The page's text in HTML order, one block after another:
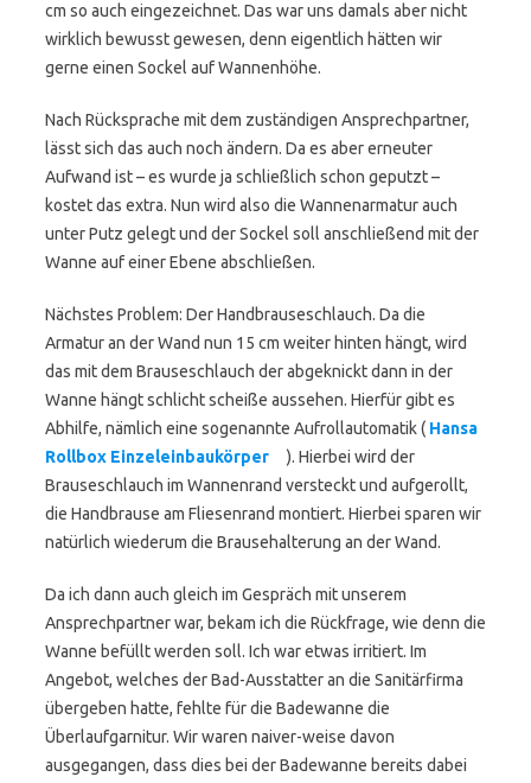
cm so auch eingezeichnet. Das war uns damals aber nicht
wirklich bewusst gewesen, denn eigentlich hätten wir
gerne einen Sockel auf Wannenhöhe.
Nach Rücksprache mit dem zuständigen Ansprechpartner,
lässt sich das auch noch ändern. Da es aber erneuter
Aufwand ist – es wurde ja schließlich schon geputzt –
kostet das extra. Nun wird also die Wannenarmatur auch
unter Putz gelegt und der Sockel soll anschließend mit der
Wanne auf einer Ebene abschließen.
Nächstes Problem: Der Handbrauseschlauch. Da die
Armatur an der Wand nun 15 cm weiter hinten hängt, wird
das mit dem Brauseschlauch der abgeknickt dann in der
Wanne hängt schlicht scheiße aussehen. Hierfür gibt es
Abhilfe, nämlich eine sogenannte Aufrollautomatik ( Hansa
Rollbox Einzeleinbaukörper
). Hierbei wird der
Brauseschlauch im Wannenrand versteckt und aufgerollt,
die Handbrause am Fliesenrand montiert. Hierbei sparen wir
natürlich wiederum die Brausehalterung an der Wand.
Da ich dann auch gleich im Gespräch mit unserem
Ansprechpartner war, bekam ich die Rückfrage, wie denn die
Wanne befüllt werden soll. Ich war etwas irritiert. Im
Angebot, welches der Bad-Ausstatter an die Sanitärfirma
übergeben hatte, fehlte für die Badewanne die
Überlaufgarnitur. Wir waren naiver-weise davon
ausgegangen, dass dies bei der Badewanne bereits dabei